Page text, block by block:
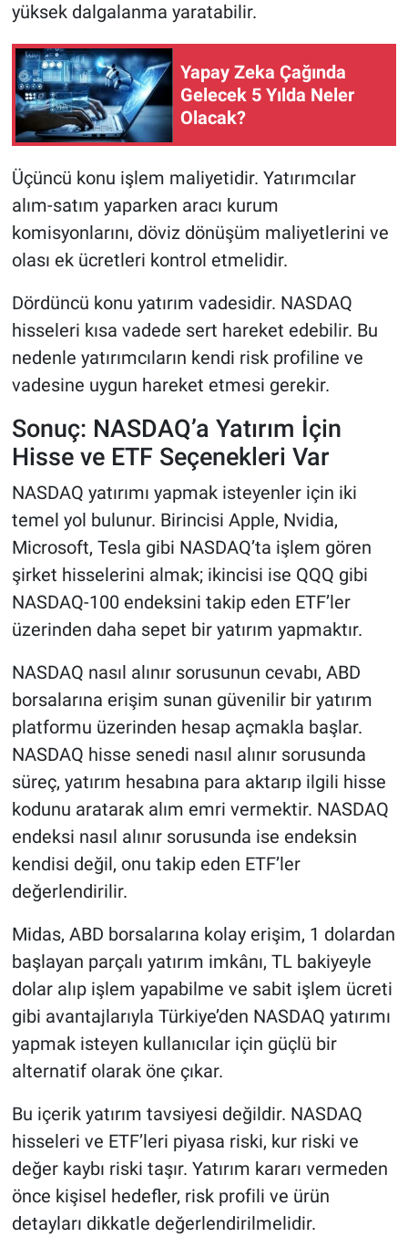
yüksek dalgalanma yaratabilir.
Yapay Zeka Çağında
Gelecek 5 Yılda Neler
Olacak?
Üçüncü konu işlem maliyetidir. Yatırımcılar
alım-satım yaparken aracı kurum
komisyonlarını, döviz dönüşüm maliyetlerini ve
olası ek ücretleri kontrol etmelidir.
Dördüncü konu yatırım vadesidir. NASDAQ
hisseleri kısa vadede sert hareket edebilir. Bu
nedenle yatırımcıların kendi risk profiline ve
vadesine uygun hareket etmesi gerekir.
Sonuç: NASDAQ’a Yatırım İçin
Hisse ve ETF Seçenekleri Var
NASDAQ yatırımı yapmak isteyenler için iki
temel yol bulunur. Birincisi Apple, Nvidia,
Microsoft, Tesla gibi NASDAQ’ta işlem gören
şirket hisselerini almak; ikincisi ise QQQ gibi
NASDAQ-100 endeksini takip eden ETF’ler
üzerinden daha sepet bir yatırım yapmaktır.
NASDAQ nasıl alınır sorusunun cevabı, ABD
borsalarına erişim sunan güvenilir bir yatırım
platformu üzerinden hesap açmakla başlar.
NASDAQ hisse senedi nasıl alınır sorusunda
süreç, yatırım hesabına para aktarıp ilgili hisse
kodunu aratarak alım emri vermektir. NASDAQ
endeksi nasıl alınır sorusunda ise endeksin
kendisi değil, onu takip eden ETF’ler
değerlendirilir.
Midas, ABD borsalarına kolay erişim, 1 dolardan
başlayan parçalı yatırım imkânı, TL bakiyeyle
dolar alıp işlem yapabilme ve sabit işlem ücreti
gibi avantajlarıyla Türkiye’den NASDAQ yatırımı
yapmak isteyen kullanıcılar için güçlü bir
alternatif olarak öne çıkar.
Bu içerik yatırım tavsiyesi değildir. NASDAQ
hisseleri ve ETF’leri piyasa riski, kur riski ve
değer kaybı riski taşır. Yatırım kararı vermeden
önce kişisel hedefler, risk profili ve ürün
detayları dikkatle değerlendirilmelidir.